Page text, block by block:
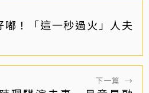
！「這一秒過火」人夫
下一篇 →